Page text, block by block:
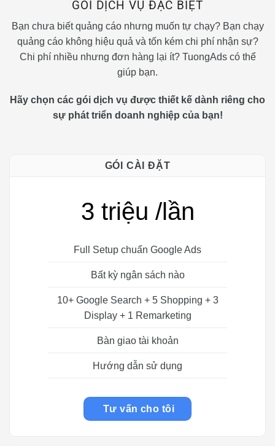
GÓI DỊCH VỤ ĐẶC BIỆT
Bạn chưa biết quảng cáo nhưng muốn tự chạy? Bạn chạy
quảng cáo không hiệu quả và tốn kém chi phí nhận sự?
Chi phí nhiều nhưng đơn hàng lại ít? TuongAds có thể
giúp bạn.
Hãy chọn các gói dịch vụ được thiết kế dành riêng cho
sự phát triển doanh nghiệp của bạn!
GÓI CÀI ĐẶT
3 triệu /lần
Full Setup chuẩn Google Ads
Bất kỳ ngân sách nào
10+ Google Search + 5 Shopping + 3
Display + 1 Remarketing
Bàn giao tài khoản
Hướng dẫn sử dụng
Tư vấn cho tôi